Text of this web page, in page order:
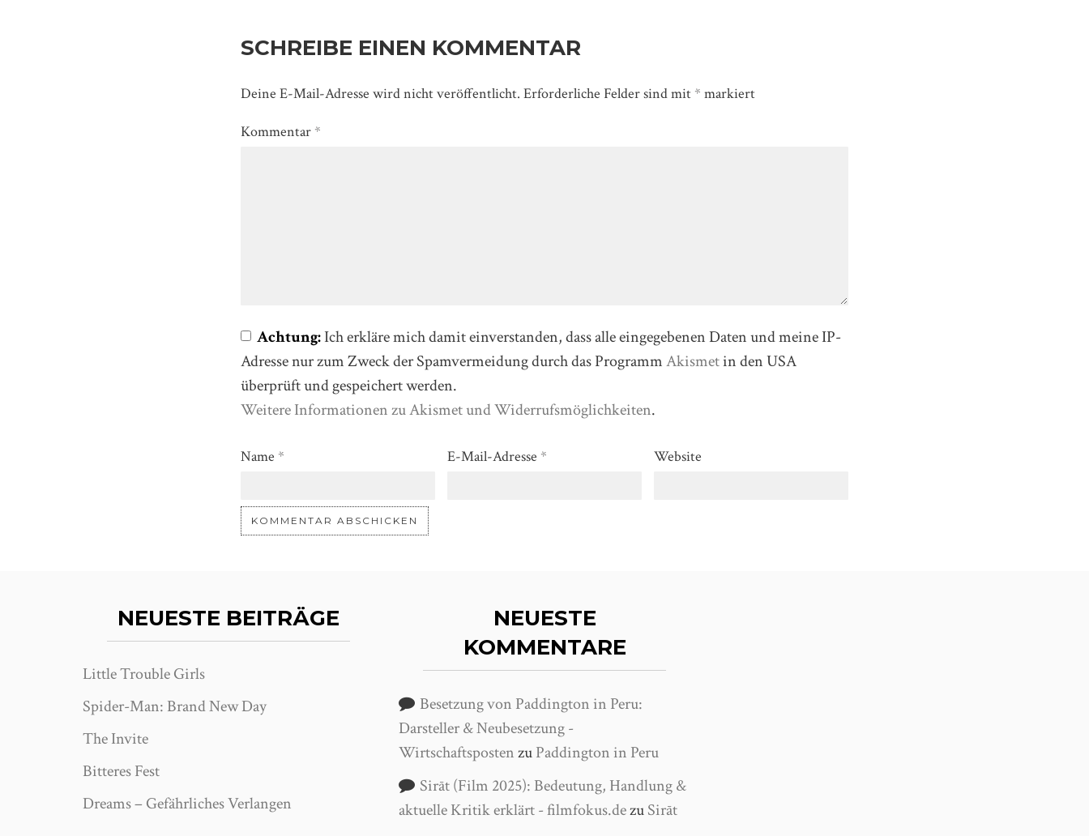
SCHREIBE EINEN KOMMENTAR
Deine E-Mail-Adresse wird nicht veröffentlicht. Erforderliche Felder sind mit * markiert
Kommentar *
Achtung:Ich erkläre mich damit einverstanden, dass alle eingegebenen Daten und meine IP-
Adresse nur zum Zweck der Spamvermeidung durch das ProgrammAkismetin den USA
überprüft und gespeichert werden.
Weitere Informationen zu Akismet und Widerrufsmöglichkeiten.
Name * E-Mail-Adresse * Website
NEUESTE BEITRÄGE
Little Trouble Girls
Spider-Man: Brand New Day
The Invite
Bitteres Fest
Dreams – Gefährliches Verlangen
NEUESTE
KOMMENTARE
Besetzung von Paddington in Peru:
Darsteller & Neubesetzung -
WirtschaftspostenzuPaddington in Peru
Sirāt (Film 2025): Bedeutung, Handlung &
aktuelle Kritik erklärt - filmfokus.dezuSirāt